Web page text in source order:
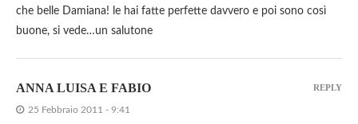
che belle Damiana! le hai fatte perfette davvero e poi sono così
buone, si vede…un salutone
ANNA LUISA E FABIO
25 Febbraio 2011 - 9:41
REPLY